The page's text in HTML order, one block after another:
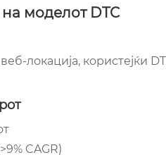
моделот DTC
локација, користејќи
CAGR)